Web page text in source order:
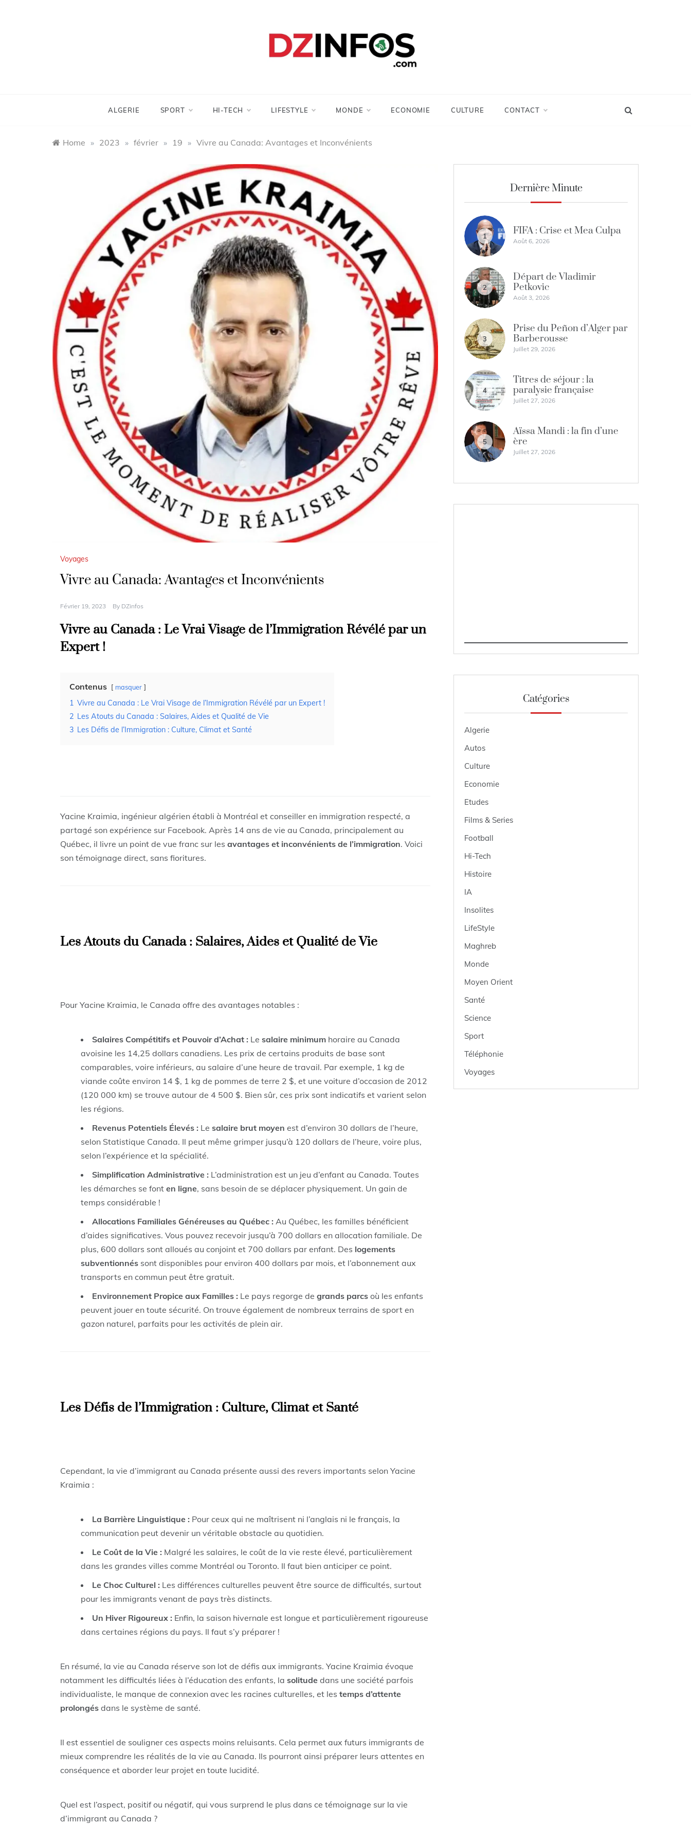
ALGERIE SPORT HI-TECH LIFESTYLE MONDE ECONOMIE CULTURE CONTACT
Home » 2023 » février » 19 » Vivre au Canada: Avantages et Inconvénients
Voyages
Vivre au Canada: Avantages et Inconvénients
Février 19, 2023 By DZinfos
Vivre au Canada : Le Vrai Visage de l’Immigration Révélé par un
Expert !
Contenus masquer
1 Vivre au Canada : Le Vrai Visage de l’Immigration Révélé par un Expert !
2 Les Atouts du Canada : Salaires, Aides et Qualité de Vie
3 Les Défis de l’Immigration : Culture, Climat et Santé
Yacine Kraimia, ingénieur algérien établi à Montréal et conseiller en immigration respecté, a
partagé son expérience sur Facebook. Après 14 ans de vie au Canada, principalement au
Québec, il livre un point de vue franc sur les avantages et inconvénients de l’immigration. Voici
son témoignage direct, sans fioritures.
Les Atouts du Canada : Salaires, Aides et Qualité de Vie
Pour Yacine Kraimia, le Canada offre des avantages notables :
Salaires Compétitifs et Pouvoir d’Achat : Le salaire minimum horaire au Canada
avoisine les 14,25 dollars canadiens. Les prix de certains produits de base sont
comparables, voire inférieurs, au salaire d’une heure de travail. Par exemple, 1 kg de
viande coûte environ 14 $, 1 kg de pommes de terre 2 $, et une voiture d’occasion de 2012
(120 000 km) se trouve autour de 4 500 $. Bien sûr, ces prix sont indicatifs et varient selon
les régions.
Revenus Potentiels Élevés : Le salaire brut moyen est d’environ 30 dollars de l’heure,
selon Statistique Canada. Il peut même grimper jusqu’à 120 dollars de l’heure, voire plus,
selon l’expérience et la spécialité.
Simplification Administrative : L’administration est un jeu d’enfant au Canada. Toutes
les démarches se font en ligne, sans besoin de se déplacer physiquement. Un gain de
temps considérable !
Allocations Familiales Généreuses au Québec : Au Québec, les familles bénéficient
d’aides significatives. Vous pouvez recevoir jusqu’à 700 dollars en allocation familiale. De
plus, 600 dollars sont alloués au conjoint et 700 dollars par enfant. Des logements
subventionnés sont disponibles pour environ 400 dollars par mois, et l’abonnement aux
transports en commun peut être gratuit.
Environnement Propice aux Familles : Le pays regorge de grands parcs où les enfants
peuvent jouer en toute sécurité. On trouve également de nombreux terrains de sport en
gazon naturel, parfaits pour les activités de plein air.
Les Défis de l’Immigration : Culture, Climat et Santé
Cependant, la vie d’immigrant au Canada présente aussi des revers importants selon Yacine
Kraimia :
La Barrière Linguistique : Pour ceux qui ne maîtrisent ni l’anglais ni le français, la
communication peut devenir un véritable obstacle au quotidien.
Le Coût de la Vie : Malgré les salaires, le coût de la vie reste élevé, particulièrement
dans les grandes villes comme Montréal ou Toronto. Il faut bien anticiper ce point.
Le Choc Culturel : Les différences culturelles peuvent être source de difficultés, surtout
pour les immigrants venant de pays très distincts.
Un Hiver Rigoureux : Enfin, la saison hivernale est longue et particulièrement rigoureuse
dans certaines régions du pays. Il faut s’y préparer !
En résumé, la vie au Canada réserve son lot de défis aux immigrants. Yacine Kraimia évoque
notamment les difficultés liées à l’éducation des enfants, la solitude dans une société parfois
individualiste, le manque de connexion avec les racines culturelles, et les temps d’attente
prolongés dans le système de santé.
Il est essentiel de souligner ces aspects moins reluisants. Cela permet aux futurs immigrants de
mieux comprendre les réalités de la vie au Canada. Ils pourront ainsi préparer leurs attentes en
conséquence et aborder leur projet en toute lucidité.
Quel est l’aspect, positif ou négatif, qui vous surprend le plus dans ce témoignage sur la vie
d’immigrant au Canada ?
Dernière Minute
1 FIFA : Crise et Mea Culpa
Août 6, 2026
2
Départ de Vladimir
Petkovic
Août 3, 2026
3
Prise du Peñon d’Alger par
Barberousse
Juillet 29, 2026
4
Titres de séjour : la
paralysie française
Juillet 27, 2026
5
Aïssa Mandi : la fin d’une
ère
Juillet 27, 2026
Catégories
Algerie
Autos
Culture
Economie
Etudes
Films & Series
Football
Hi-Tech
Histoire
IA
Insolites
LifeStyle
Maghreb
Monde
Moyen Orient
Santé
Science
Sport
Téléphonie
Voyages